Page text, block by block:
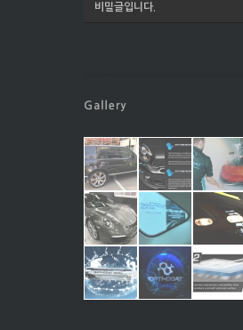
비밀글입니다.